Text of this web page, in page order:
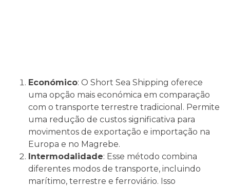
Económico: O Short Sea Shipping oferece
uma opção mais económica em comparação
com o transporte terrestre tradicional. Permite
uma redução de custos significativa para
movimentos de exportação e importação na
Europa e no Magrebe.
Intermodalidade: Esse método combina
diferentes modos de transporte, incluindo
marítimo, terrestre e ferroviário. Isso